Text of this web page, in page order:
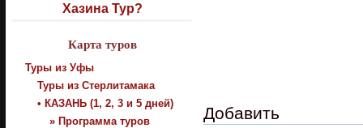
Хазина Тур?
Карта туров
Туры из Уфы
Туры из Стерлитамака
• КАЗАНЬ (1, 2, 3 и 5 дней)
» Программа туров
Добавить